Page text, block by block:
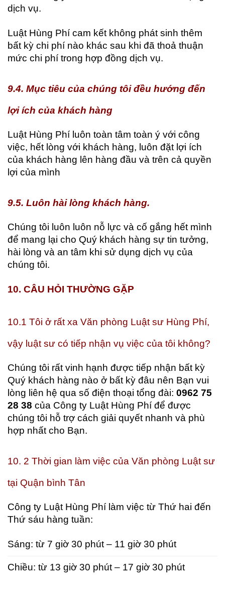
dịch vụ.
Luật Hùng Phí cam kết không phát sinh thêm
bất kỳ chi phí nào khác sau khi đã thoả thuận
mức chi phí trong hợp đồng dịch vụ.
9.4. Mục tiêu của chúng tôi đều hướng đến
lợi ích của khách hàng
Luật Hùng Phí luôn toàn tâm toàn ý với công
việc, hết lòng với khách hàng, luôn đặt lợi ích
của khách hàng lên hàng đầu và trên cả quyền
lợi của mình
9.5. Luôn hài lòng khách hàng.
Chúng tôi luôn luôn nỗ lực và cố gắng hết mình
để mang lại cho Quý khách hàng sự tin tưởng,
hài lòng và an tâm khi sử dụng dịch vụ của
chúng tôi.
10. CÂU HỎI THƯỜNG GẶP
10.1 Tôi ở rất xa Văn phòng Luật sư Hùng Phí,
vậy luật sư có tiếp nhận vụ việc của tôi không?
Chúng tôi rất vinh hạnh được tiếp nhận bất kỳ
Quý khách hàng nào ở bất kỳ đâu nên Bạn vui
lòng liên hệ qua số điện thoại tổng đài: 0962 75
28 38 của Công ty Luật Hùng Phí để được
chúng tôi hỗ trợ cách giải quyết nhanh và phù
hợp nhất cho Bạn.
10. 2 Thời gian làm việc của Văn phòng Luật sư
tại Quận bình Tân
Công ty Luật Hùng Phí làm việc từ Thứ hai đến
Thứ sáu hàng tuần:
Sáng: từ 7 giờ 30 phút – 11 giờ 30 phút
Chiều: từ 13 giờ 30 phút – 17 giờ 30 phút